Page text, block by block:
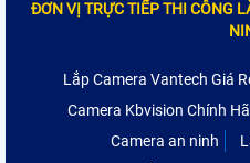
ĐƠN VỊ TRỰC TIẾP THI CÔNG
Lắp Camera Vantech Giá
Camera Kbvision Chính
Camera an ninh